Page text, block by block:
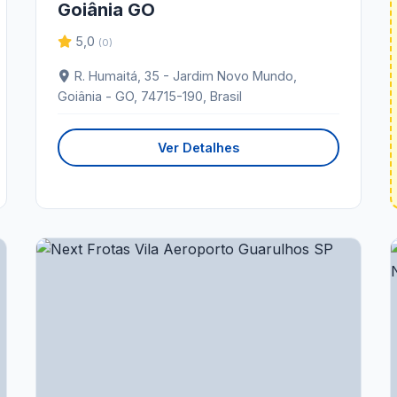
Goiânia GO
5,0 (0)
R. Humaitá, 35 - Jardim Novo Mundo,
Goiânia - GO, 74715-190, Brasil
Ver Detalhes